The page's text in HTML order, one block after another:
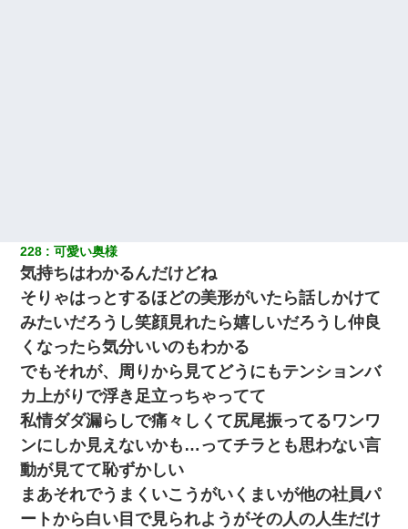
228 可愛い奥様
気持ちはわかるんだけどね
そりゃはっとするほどの美形がいたら話しかけて
みたいだろうし笑顔見れたら嬉しいだろうし仲良
くなったら気分いいのもわかる
でもそれが、周りから見てどうにもテンションバ
カ上がりで浮き足立っちゃってて
私情ダダ漏らしで痛々しくて尻尾振ってるワンワ
ンにしか見えないかも…ってチラとも思わない言
動が見てて恥ずかしい
まあそれでうまくいこうがいくまいが他の社員パ
ートから白い目で見られようがその人の人生だけ